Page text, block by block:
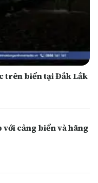
trên biển tại Đắk Lắk
cảng biển và hãng